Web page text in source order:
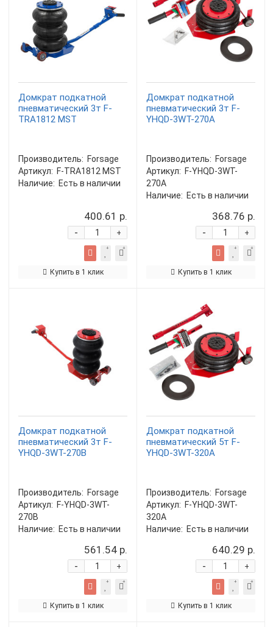
Домкрат подкатной
пневматический 3т F-
TRA1812 MST
Производитель: Forsage
Артикул: F-TRA1812 MST
Наличие: Есть в наличии
400.61 р.
+
-
Купить в 1 клик
Домкрат подкатной
пневматический 3т F-
YHQD-3WT-270A
Производитель: Forsage
Артикул: F-YHQD-3WT-
270A
Наличие: Есть в наличии
368.76 р.
+
-
Купить в 1 клик
Домкрат подкатной
пневматический 3т F-
YHQD-3WT-270B
Производитель: Forsage
Артикул: F-YHQD-3WT-
270B
Наличие: Есть в наличии
561.54 р.
+
-
Купить в 1 клик
Домкрат подкатной
пневматический 5т F-
YHQD-3WT-320A
Производитель: Forsage
Артикул: F-YHQD-3WT-
320A
Наличие: Есть в наличии
640.29 р.
+
-
Купить в 1 клик